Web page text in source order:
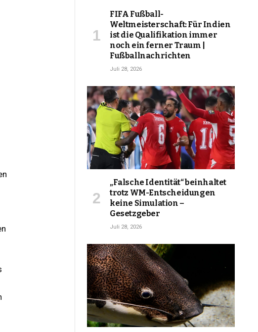
FIFA Fußball-
Weltmeisterschaft: Für Indien
ist die Qualifikation immer
noch ein ferner Traum |
Fußballnachrichten
Juli 28, 2026
„Falsche Identität“ beinhaltet
trotz WM-Entscheidungen
keine Simulation –
Gesetzgeber
Juli 28, 2026